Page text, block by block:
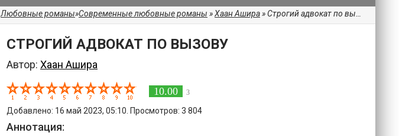
Любовные романы»Современные любовные романы »Хаан Ашира» Строгий адвокат по вызову
СТРОГИЙ АДВОКАТ ПО ВЫЗОВУ
Автор: Хаан Ашира
10.00 3
Добавлено: 16 май 2023, 05:10. Просмотров: 3 804
Аннотация: